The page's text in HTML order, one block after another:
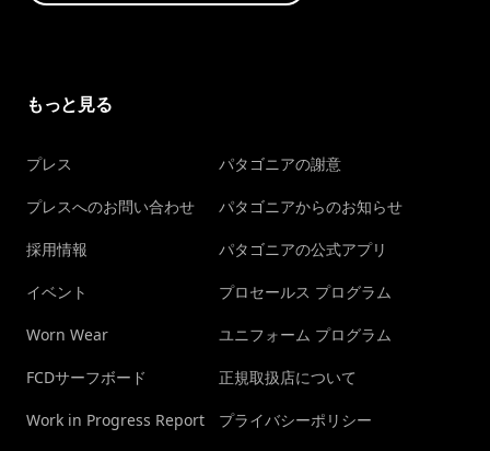
もっと見る
プレス
プレスへのお問い合わせ
採用情報
イベント
Worn Wear
FCDサーフボード
Work in Progress Report
パタゴニアの謝意
パタゴニアからのお知らせ
パタゴニアの公式アプリ
プロセールス プログラム
ユニフォーム プログラム
正規取扱店について
プライバシーポリシー